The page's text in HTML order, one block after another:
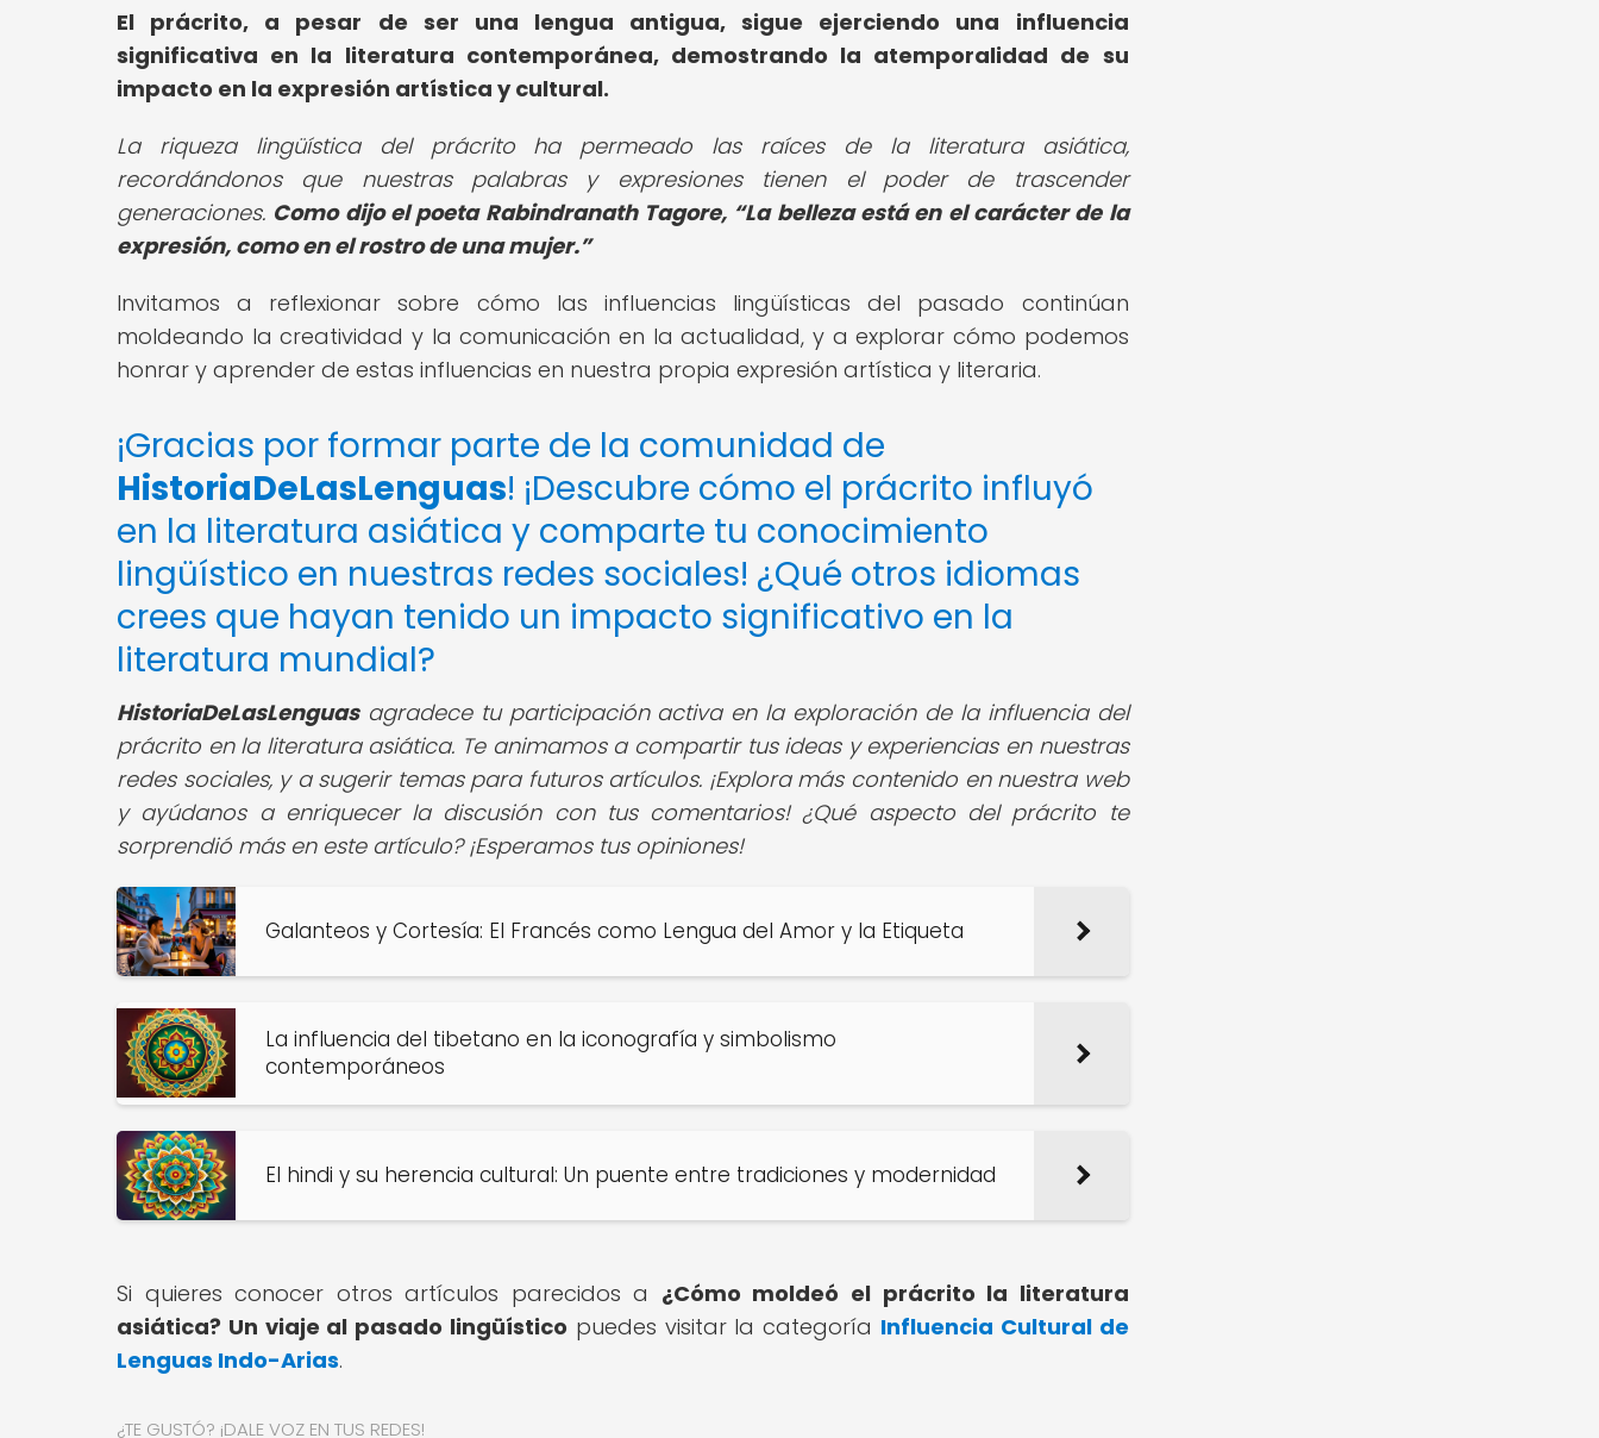
El prácrito, a pesar de ser una lengua antigua, sigue ejerciendo una influencia
significativa en la literatura contemporánea, demostrando la atemporalidad de su
impacto en la expresión artística y cultural.
La riqueza lingüística del prácrito ha permeado las raíces de la literatura asiática,
recordándonos que nuestras palabras y expresiones tienen el poder de trascender
generaciones. Como dijo el poeta Rabindranath Tagore,
La belleza está en el carácter de la
expresión, como en el rostro de una mujer.
Invitamos a reflexionar sobre cómo las influencias lingüísticas del pasado continúan
moldeando la creatividad y la comunicación en la actualidad, y a explorar cómo podemos
honrar y aprender de estas influencias en nuestra propia expresión artística y literaria.
¡Gracias por formar parte de la comunidad de
HistoriaDeLasLenguas! ¡Descubre cómo el prácrito influyó
en la literatura asiática y comparte tu conocimiento
lingüístico en nuestras redes sociales! ¿Qué otros idiomas
crees que hayan tenido un impacto significativo en la
literatura mundial?
HistoriaDeLasLenguasagradece tu participación activa en la exploración de la influencia del
prácrito en la literatura asiática. Te animamos a compartir tus ideas y experiencias en nuestras
redes sociales, y a sugerir temas para futuros artículos. ¡Explora más contenido en nuestra web
y ayúdanos a enriquecer la discusión con tus comentarios! ¿Qué aspecto del prácrito te
sorprendió más en este artículo? ¡Esperamos tus opiniones!
Galanteos y Cortesía: El Francés como Lengua del Amor y la Etiqueta
La influencia del tibetano en la iconografía y simbolismo
contemporáneos
El hindi y su herencia cultural: Un puente entre tradiciones y modernidad
Si quieres conocer otros artículos parecidos a ¿Cómo moldeó el prácrito la literatura
asiática? Un viaje al pasado lingüístico puedes visitar la categoría Influencia Cultural de
Lenguas Indo-Arias.
¿TE GUSTÓ? ¡DALE VOZ EN TUS REDES!